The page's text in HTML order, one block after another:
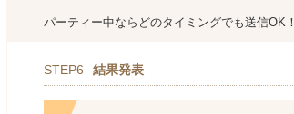
パーティー中ならどのタイミングでも送信OK！
STEP6 結果発表